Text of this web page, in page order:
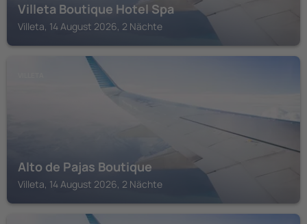
Villeta Boutique Hotel Spa
Villeta, 14 August 2026, 2 Nächte
Alto de Pajas Boutique
Villeta, 14 August 2026, 2 Nächte